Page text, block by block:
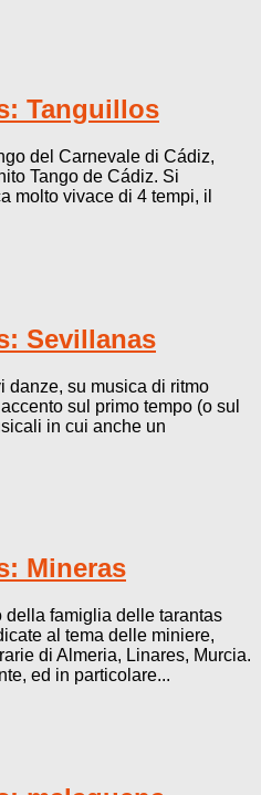
Tanguillos
del Carnevale di Cádiz,
Tango de Cádiz. Si
molto vivace di 4 tempi, il
Sevillanas
danze, su musica di ritmo
sul primo tempo (o sul
in cui anche un
Mineras
della famiglia delle tarantas
al tema delle miniere,
di Almeria, Linares, Murcia.
ed in particolare...